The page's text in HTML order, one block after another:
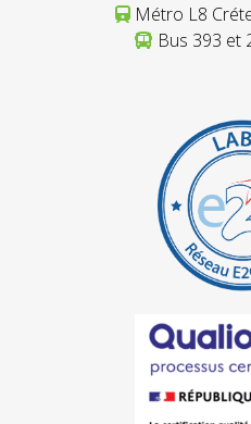
Métro L8
Bus 393 et